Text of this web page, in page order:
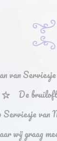
van
De
van
wij graag